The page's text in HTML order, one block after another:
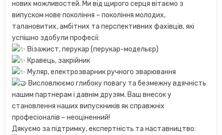
нових можливостей. Ми від щирого серця вітаємо з
випуском нове покоління – покоління молодих,
талановитих, амбітних та перспективних фахівців, які
успішно здобули професії:
Візажист, перукар (перукар-модельєр)
Кравець, закрійник
Муляр, електрозварник ручного зварювання
Висловлюємо глибоку повагу та безмежну вдячність
нашим партнерам і давнім друзям. Ваш внесок у
становлення наших випускників як справжніх
професіоналів – неоціненний!
Дякуємо за підтримку, експертність та наставництво: